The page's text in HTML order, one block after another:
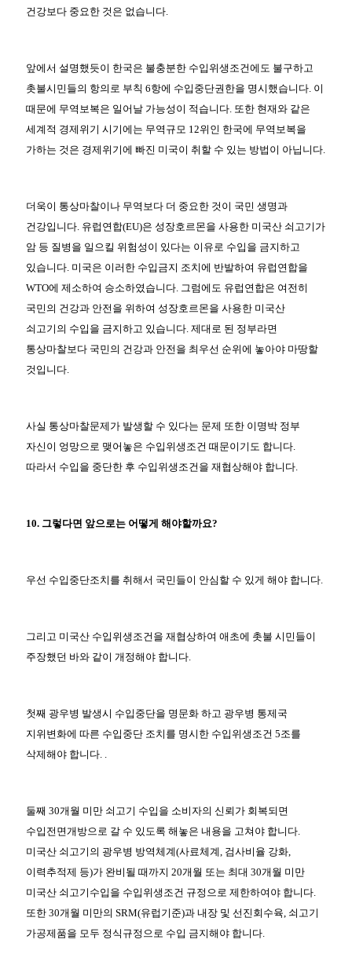
건강보다 중요한 것은 없습니다.
앞에서 설명했듯이 한국은 불충분한 수입위생조건에도 불구하고
촛불시민들의 항의로 부칙 6항에 수입중단권한을 명시했습니다. 이
때문에 무역보복은 일어날 가능성이 적습니다. 또한 현재와 같은
세계적 경제위기 시기에는 무역규모 12위인 한국에 무역보복을
가하는 것은 경제위기에 빠진 미국이 취할 수 있는 방법이 아닙니다.
더욱이 통상마찰이나 무역보다 더 중요한 것이 국민 생명과
건강입니다. 유럽연합(EU)은 성장호르몬을 사용한 미국산 쇠고기가
암 등 질병을 일으킬 위험성이 있다는 이유로 수입을 금지하고
있습니다. 미국은 이러한 수입금지 조치에 반발하여 유럽연합을
WTO에 제소하여 승소하였습니다. 그럼에도 유럽연합은 여전히
국민의 건강과 안전을 위하여 성장호르몬을 사용한 미국산
쇠고기의 수입을 금지하고 있습니다. 제대로 된 정부라면
통상마찰보다 국민의 건강과 안전을 최우선 순위에 놓아야 마땅할
것입니다.
사실 통상마찰문제가 발생할 수 있다는 문제 또한 이명박 정부
자신이 엉망으로 맺어놓은 수입위생조건 때문이기도 합니다.
따라서 수입을 중단한 후 수입위생조건을 재협상해야 합니다.
10. 그렇다면 앞으로는 어떻게 해야할까요?
우선 수입중단조치를 취해서 국민들이 안심할 수 있게 해야 합니다.
그리고 미국산 수입위생조건을 재협상하여 애초에 촛불 시민들이
주장했던 바와 같이 개정해야 합니다.
첫째 광우병 발생시 수입중단을 명문화 하고 광우병 통제국
지위변화에 따른 수입중단 조치를 명시한 수입위생조건 5조를
삭제해야 합니다. .
둘째 30개월 미만 쇠고기 수입을 소비자의 신뢰가 회복되면
수입전면개방으로 갈 수 있도록 해놓은 내용을 고쳐야 합니다.
미국산 쇠고기의 광우병 방역체계(사료체계, 검사비율 강화,
이력추적제 등)가 완비될 때까지 20개월 또는 최대 30개월 미만
미국산 쇠고기수입을 수입위생조건 규정으로 제한하여야 합니다.
또한 30개월 미만의 SRM(유럽기준)과 내장 및 선진회수육, 쇠고기
가공제품을 모두 정식규정으로 수입 금지해야 합니다.